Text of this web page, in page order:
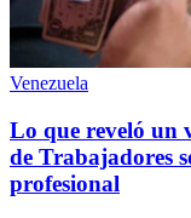
Venezuela
Lo que reveló un
de Trabajadores
profesional